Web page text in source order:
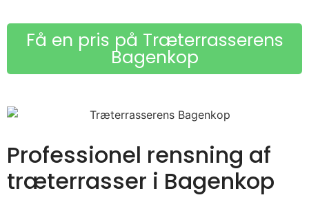
Få en pris på Træterrasserens
Bagenkop
Professionel rensning af
træterrasser i Bagenkop